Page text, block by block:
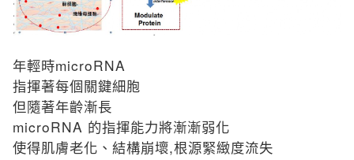
年輕時microRNA
指揮著每個關鍵細胞
但隨著年齡漸長
microRNA 的指揮能力將漸漸弱化
使得肌膚老化、結構崩壞,根源緊緻度流失